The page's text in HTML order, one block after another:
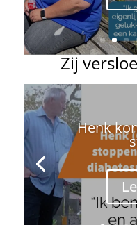
Zij
Bertha